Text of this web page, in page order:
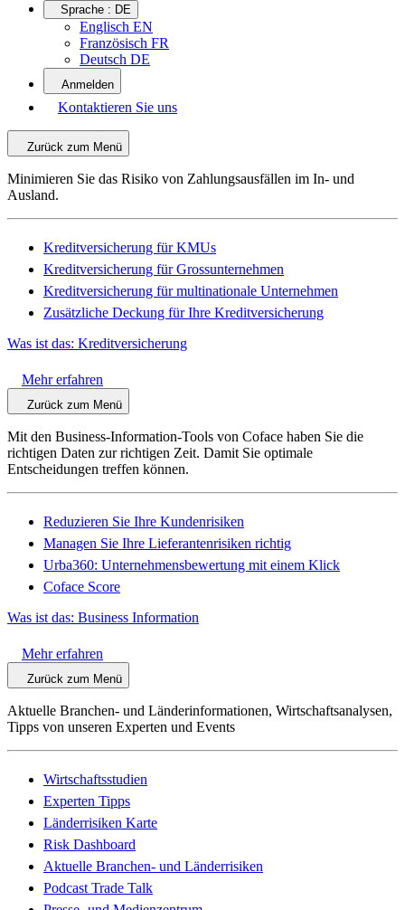
Sprache : DE
Englisch EN
Französisch FR
Deutsch DE
Anmelden
Kontaktieren Sie uns
Zurück zum Menü
Minimieren Sie das Risiko von Zahlungsausfällen im In- und
Ausland.
Kreditversicherung für KMUs
Kreditversicherung für Grossunternehmen
Kreditversicherung für multinationale Unternehmen
Zusätzliche Deckung für Ihre Kreditversicherung
Was ist das: Kreditversicherung
Mehr erfahren
Zurück zum Menü
Mit den Business-Information-Tools von Coface haben Sie die
richtigen Daten zur richtigen Zeit. Damit Sie optimale
Entscheidungen treffen können.
Reduzieren Sie Ihre Kundenrisiken
Managen Sie Ihre Lieferantenrisiken richtig
Urba360: Unternehmensbewertung mit einem Klick
Coface Score
Was ist das: Business Information
Mehr erfahren
Zurück zum Menü
Aktuelle Branchen- und Länderinformationen, Wirtschaftsanalysen,
Tipps von unseren Experten und Events
Wirtschaftsstudien
Experten Tipps
Länderrisiken Karte
Risk Dashboard
Aktuelle Branchen- und Länderrisiken
Podcast Trade Talk